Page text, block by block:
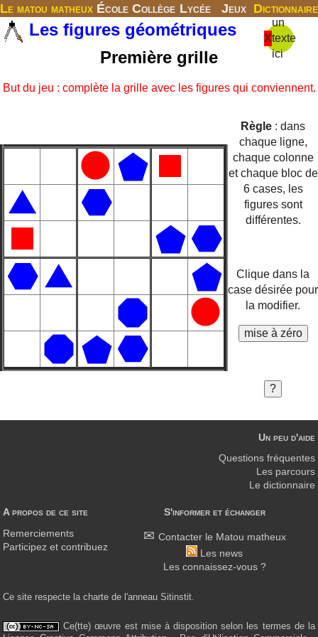
Le matou matheux École Collège Lycée Jeux Dictionnaire
X
un
texte
ici
Les figures géométriques
Première grille
But du jeu : complète la grille avec les figures qui conviennent.
Règle : dans
chaque ligne,
chaque colonne
et chaque bloc de
6 cases, les
figures sont
différentes.
Clique dans la
case désirée pour
la modifier.
A propos de ce site
Remerciements
Participez et contribuez
S'informer et échanger
Contacter le Matou matheux
Les news
Les connaissez-vous ?
Un peu d'aide
Questions fréquentes
Les parcours
Le dictionnaire
Ce site respecte la charte de l'anneau Sitinstit.
Ce(tte) œuvre est mise à disposition selon les termes de la